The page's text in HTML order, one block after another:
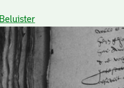
Beluister